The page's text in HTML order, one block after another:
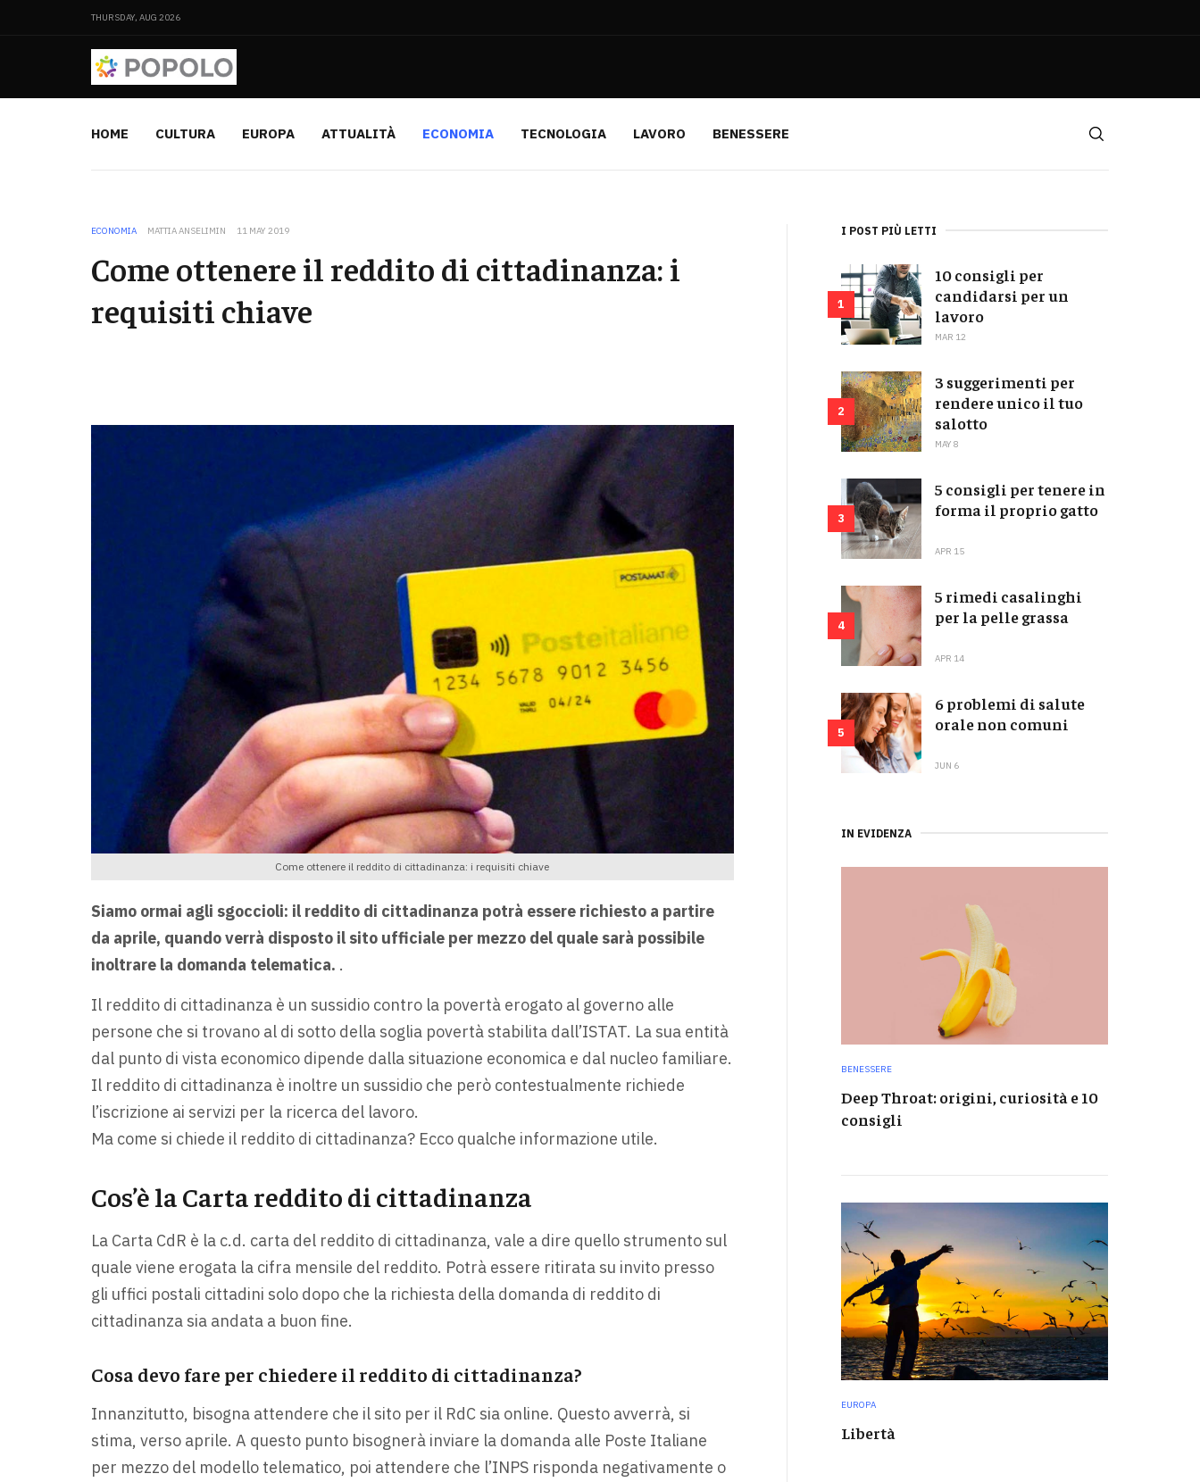
THURSDAY, AUG 2026
HOME CULTURA EUROPA ATTUALITÀ ECONOMIA TECNOLOGIA LAVORO BENESSERE
ECONOMIA MATTIA ANSELIMIN 11 MAY 2019
Come ottenere il reddito di cittadinanza: i
requisiti chiave
Come ottenere il reddito di cittadinanza: i requisiti chiave
Siamo ormai agli sgoccioli: il reddito di cittadinanza potrà essere richiesto a partire
da aprile, quando verrà disposto il sito ufficiale per mezzo del quale sarà possibile
inoltrare la domanda telematica. .
Il reddito di cittadinanza è un sussidio contro la povertà erogato al governo alle
persone che si trovano al di sotto della soglia povertà stabilita dall’ISTAT. La sua entità
dal punto di vista economico dipende dalla situazione economica e dal nucleo familiare.
Il reddito di cittadinanza è inoltre un sussidio che però contestualmente richiede
l’iscrizione ai servizi per la ricerca del lavoro.
Ma come si chiede il reddito di cittadinanza? Ecco qualche informazione utile.
Cos’è la Carta reddito di cittadinanza
La Carta CdR è la c.d. carta del reddito di cittadinanza, vale a dire quello strumento sul
quale viene erogata la cifra mensile del reddito. Potrà essere ritirata su invito presso
gli uffici postali cittadini solo dopo che la richiesta della domanda di reddito di
cittadinanza sia andata a buon fine.
Cosa devo fare per chiedere il reddito di cittadinanza?
Innanzitutto, bisogna attendere che il sito per il RdC sia online. Questo avverrà, si
stima, verso aprile. A questo punto bisognerà inviare la domanda alle Poste Italiane
per mezzo del modello telematico, poi attendere che l’INPS risponda negativamente o
I POST PIÙ LETTI
1
10 consigli per
candidarsi per un
lavoro
MAR 12
2
3 suggerimenti per
rendere unico il tuo
salotto
MAY 8
3
5 consigli per tenere in
forma il proprio gatto
APR 15
4
5 rimedi casalinghi
per la pelle grassa
APR 14
5
6 problemi di salute
orale non comuni
JUN 6
IN EVIDENZA
BENESSERE
Deep Throat: origini, curiosità e 10
consigli
EUROPA
Libertà